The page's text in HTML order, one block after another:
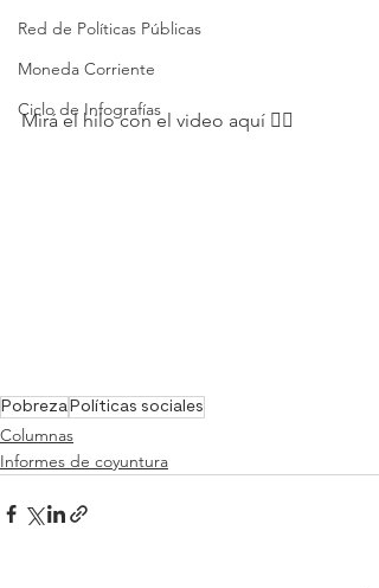
Red de Políticas Públicas
Moneda Corriente
Ciclo de Infografías
Mirá el hilo con el video aquí 👇🏼
Pobreza Políticas sociales
Columnas
Informes de coyuntura